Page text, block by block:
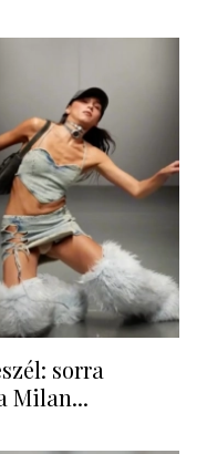
sorra
Milan...